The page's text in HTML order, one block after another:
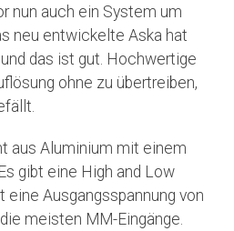
nun auch ein System um
neu entwickelte Aska hat
das ist gut. Hochwertige
ohne zu übertreiben,
aus Aluminium mit einem
gibt eine High and Low
eine Ausgangsspannung von
meisten MM-Eingänge.